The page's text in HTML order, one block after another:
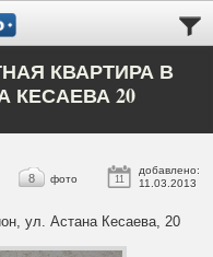
КВАРТИРА В
КЕСАЕВА 20
11
добавлено:
11.03.2013
8 фото
ул. Астана Кесаева, 20